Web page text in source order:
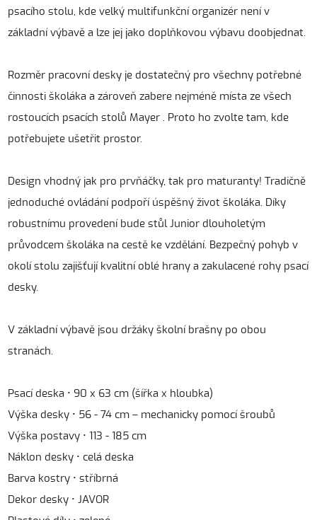
psacího stolu, kde velký multifunkční organizér není v
základní výbavě a lze jej jako doplňkovou výbavu doobjednat.
Rozměr pracovní desky je dostatečný pro všechny potřebné
činnosti školáka a zároveň zabere nejméně místa ze všech
rostoucích psacích stolů Mayer . Proto ho zvolte tam, kde
potřebujete ušetřit prostor.
Design vhodný jak pro prvňáčky, tak pro maturanty! Tradičně
jednoduché ovládání podpoří úspěšný život školáka. Díky
robustnímu provedení bude stůl Junior dlouholetým
průvodcem školáka na cestě ke vzdělání. Bezpečný pohyb v
okolí stolu zajišťují kvalitní oblé hrany a zakulacené rohy psací
desky.
V základní výbavě jsou držáky školní brašny po obou
stranách.
Psací deska • 90 x 63 cm (šířka x hloubka)
Výška desky • 56 - 74 cm – mechanicky pomocí šroubů
Výška postavy • 113 - 185 cm
Náklon desky • celá deska
Barva kostry • stříbrná
Dekor desky • JAVOR